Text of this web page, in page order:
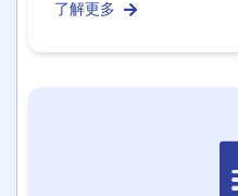
了解更多